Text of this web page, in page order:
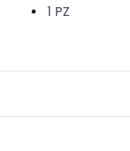
1 PZ